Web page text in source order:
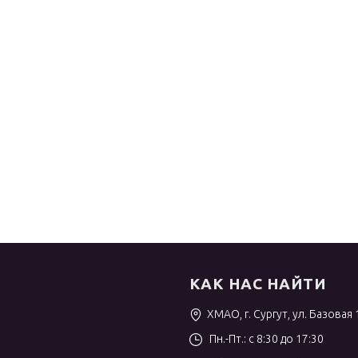
КАК НАС НАЙТИ
ХМАО, г. Сургут, ул. Базовая
Пн.-Пт.: с 8:30 до 17:30